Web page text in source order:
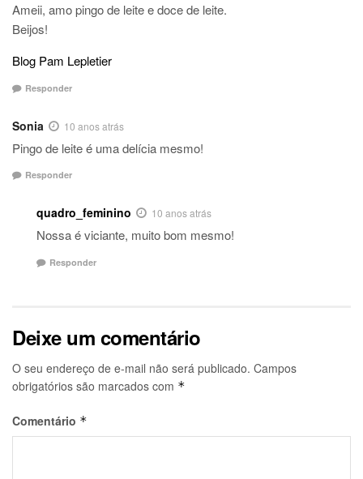
Ameii, amo pingo de leite e doce de leite.
Beijos!
Blog Pam Lepletier
Responder
Sonia 10 anos atrás
Pingo de leite é uma delícia mesmo!
Responder
quadro_feminino 10 anos atrás
Nossa é viciante, muito bom mesmo!
Responder
Deixe um comentário
O seu endereço de e-mail não será publicado. Campos
obrigatórios são marcados com *
Comentário *